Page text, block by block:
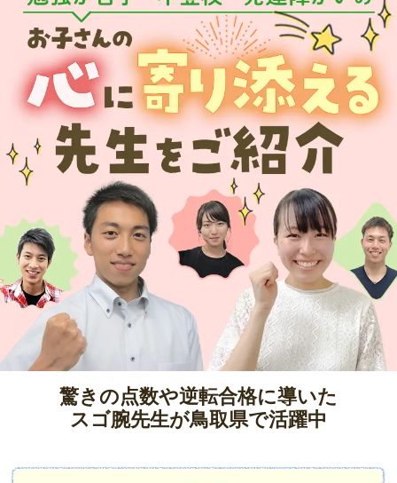
驚きの点数や逆転合格に導いた
スゴ腕先生が鳥取県で活躍中